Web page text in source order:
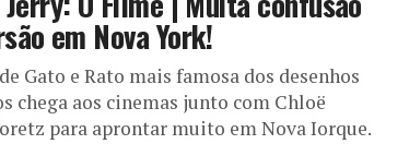
em Nova York!
Gato e Rato mais famosa dos desenhos
chega aos cinemas junto com Chloë
para aprontar muito em Nova Iorque.